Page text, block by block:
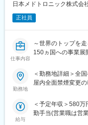
４、社内は社長、
良い風土があり、
すい風土が整ってい
５、開発・製造～
す。
■働き方：
本ポジションはリ
の業務が可能です
海外不可／入社後
■研修：
きます。研修期間
想定しております。
■特徴：
当社初めてのクラ
日本メドトロニック株式会
正社員
仕事内容
～世界のトップを
150ヵ国への事業展
いう社会貢献度～
て最前線で業界を
医療技術の革新を
勤務地
＜勤務地詳細＞全
屋内全面禁煙変更
給与
＜予定年収＞580
勤手当(営業職は営